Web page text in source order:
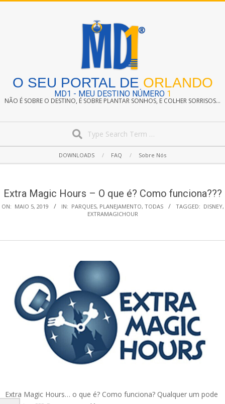
O SEU PORTAL DE ORLANDO
MD1 - MEU DESTINO NÚMERO 1
NÃO É SOBRE O DESTINO, É SOBRE PLANTAR SONHOS, E COLHER SORRISOS...
Navigation
DOWNLOADS FAQ Sobre Nós
Extra Magic Hours – O que é? Como funciona???
ON: MAIO 5, 2019 IN: PARQUES, PLANEJAMENTO, TODAS TAGGED: DISNEY,
EXTRAMAGICHOUR
Extra Magic Hours… o que é? Como funciona? Qualquer um pode